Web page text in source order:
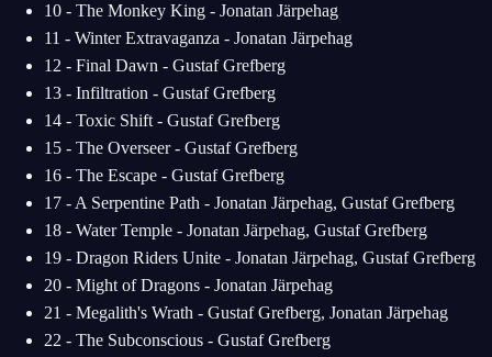
10 - The Monkey King - Jonatan Järpehag
11 - Winter Extravaganza - Jonatan Järpehag
12 - Final Dawn - Gustaf Grefberg
13 - Infiltration - Gustaf Grefberg
14 - Toxic Shift - Gustaf Grefberg
15 - The Overseer - Gustaf Grefberg
16 - The Escape - Gustaf Grefberg
17 - A Serpentine Path - Jonatan Järpehag, Gustaf Grefberg
18 - Water Temple - Jonatan Järpehag, Gustaf Grefberg
19 - Dragon Riders Unite - Jonatan Järpehag, Gustaf Grefberg
20 - Might of Dragons - Jonatan Järpehag
21 - Megalith's Wrath - Gustaf Grefberg, Jonatan Järpehag
22 - The Subconscious - Gustaf Grefberg